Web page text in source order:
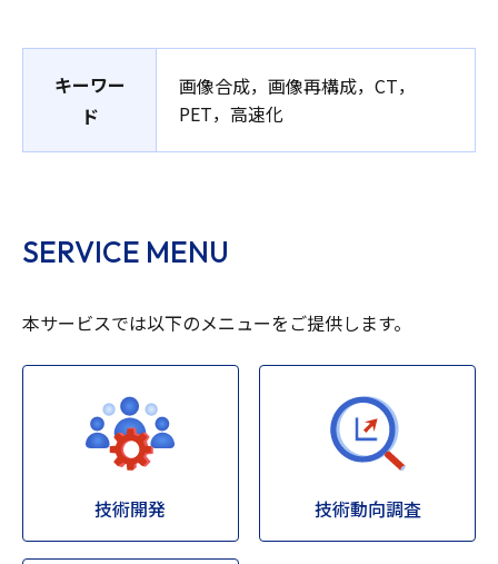
キーワー
ド
画像合成，画像再構成，CT，
PET，高速化
SERVICE MENU
本サービスでは以下のメニューをご提供します。
技術開発 技術動向調査